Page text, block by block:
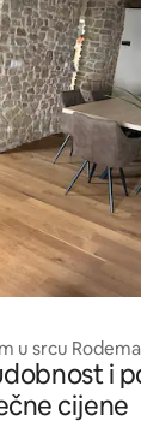
u srcu
i
cijene